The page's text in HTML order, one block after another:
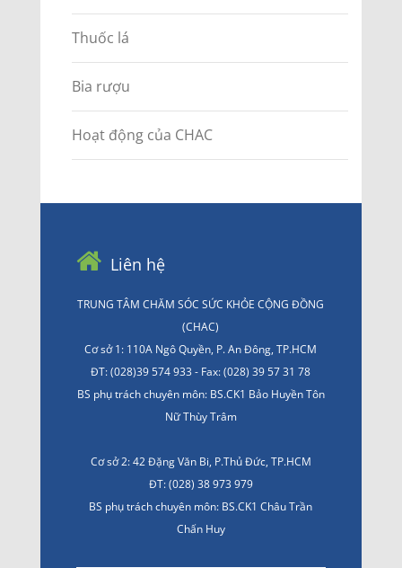
Thuốc lá
Bia rượu
Hoạt động của CHAC
Liên hệ
TRUNG TÂM CHĂM SÓC SỨC KHỎE CỘNG ĐỒNG
(CHAC)
Cơ sở 1: 110A Ngô Quyền, P. An Đông, TP.HCM
ĐT: (028)39 574 933 - Fax: (028) 39 57 31 78
BS phụ trách chuyên môn: BS.CK1 Bảo Huyền Tôn
Nữ Thùy Trâm
Cơ sở 2: 42 Đặng Văn Bi, P.Thủ Đức, TP.HCM
ĐT: (028) 38 973 979
BS phụ trách chuyên môn: BS.CK1 Châu Trần
Chấn Huy